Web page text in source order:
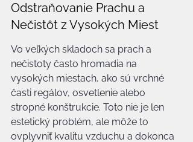
Odstraňovanie Prachu a
Nečistôt z Vysokých Miest
Vo veľkých skladoch sa prach a
nečistoty často hromadia na
vysokých miestach, ako sú vrchné
časti regálov, osvetlenie alebo
stropné konštrukcie. Toto nie je len
estetický problém, ale môže to
ovplyvniť kvalitu vzduchu a dokonca